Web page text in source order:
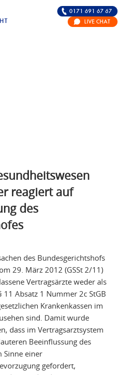
FÜR DIE
0171 691 67 67
LIVE CHAT
reagiert auf
des
des Bundesgerichtshofs
29. März 2012 (GSSt 2/11)
Vertragsärzte weder als
Absatz 1 Nummer 2c StGB
Krankenkassen im
sind. Damit wurde
dass im Vertragsarztsystem
Beeinflussung des
Sinne einer
gefordert,